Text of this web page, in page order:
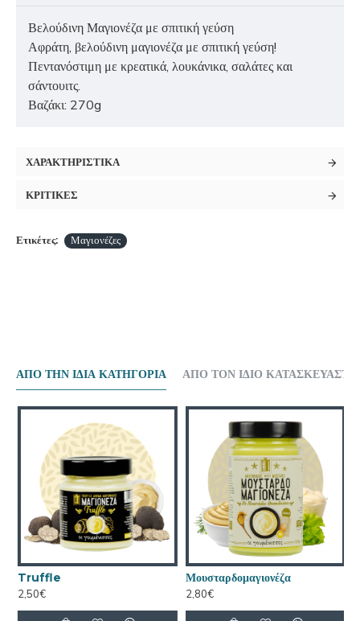
Βελούδινη Μαγιονέζα με σπιτική γεύση
Αφράτη, βελούδινη μαγιονέζα με σπιτική γεύση!
Πεντανόστιμη με κρεατικά, λουκάνικα, σαλάτες και
σάντουιτς.
Βαζάκι: 270g
ΧΑΡΑΚΤΗΡΙΣΤΙΚΑ
ΚΡΙΤΙΚΕΣ
Ετικέτες: Μαγιονέζες
ΑΠΟ ΤΗΝ ΙΔΙΑ ΚΑΤΗΓΟΡΙΑ ΑΠΟ ΤΟΝ ΙΔΙΟ ΚΑΤΑΣΚΕΥΑΣΤΗ
Truffle
2,50€
Μουσταρδομαγιονέζα
2,80€